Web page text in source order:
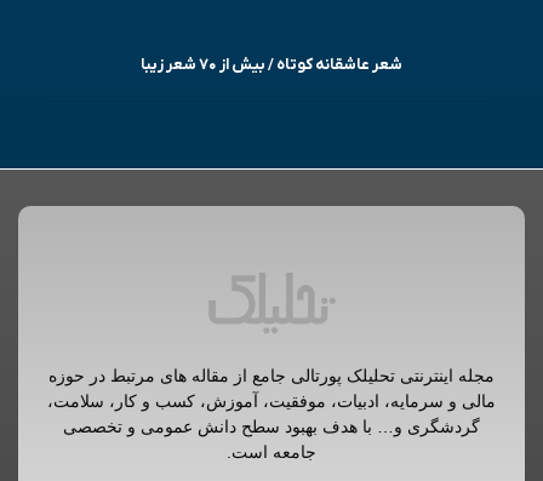
شعر عاشقانه کوتاه / بیش از ۷۰ شعر زیبا
مجله اینترنتی تحلیلک پورتالی جامع از مقاله های مرتبط در حوزه
مالی و سرمایه، ادبیات، موفقیت، آموزش، کسب و کار، سلامت،
گردشگری و… با هدف بهبود سطح دانش عمومی و تخصصی
جامعه است.